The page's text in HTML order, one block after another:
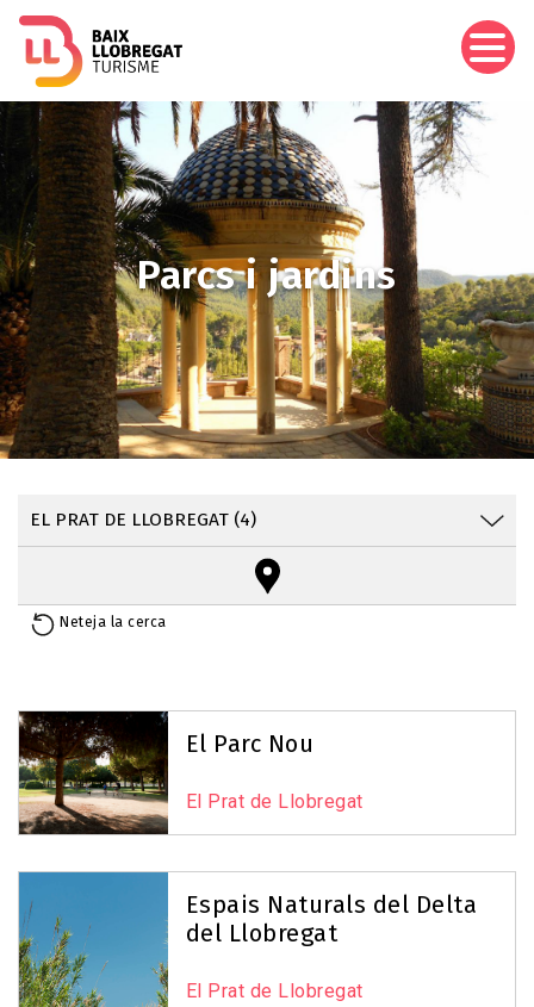
Imagen
Parcs i jardins
Neteja la cerca
+
−
El Parc Nou
El Prat de Llobregat
Espais Naturals del Delta
del Llobregat
El Prat de Llobregat